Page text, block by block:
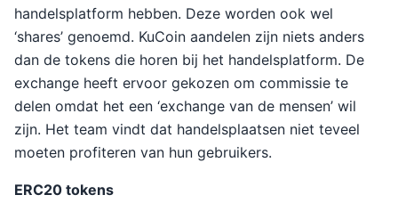
handelsplatform hebben. Deze worden ook wel
‘shares’ genoemd. KuCoin aandelen zijn niets anders
dan de tokens die horen bij het handelsplatform. De
exchange heeft ervoor gekozen om commissie te
delen omdat het een ‘exchange van de mensen’ wil
zijn. Het team vindt dat handelsplaatsen niet teveel
moeten profiteren van hun gebruikers.
ERC20 tokens